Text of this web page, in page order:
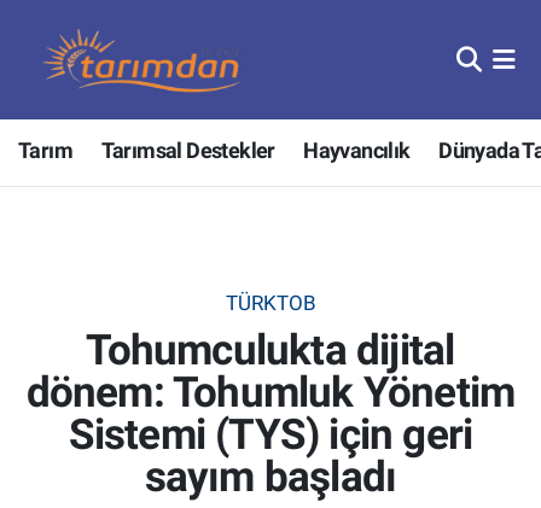
Tarım Tarımsal Destekler Hayvancılık Dünyada
TÜRKTOB
Tohumculukta dijital
dönem: Tohumluk Yönetim
Sistemi (TYS) için geri
sayım başladı
Tarım
Hayvancılık
Tarımsal Destekler
Tarım Bakanlığı
Nöbetçi Eczaneler
Hava Durumu
Tüm Manşetler
Son Dakika Haberleri